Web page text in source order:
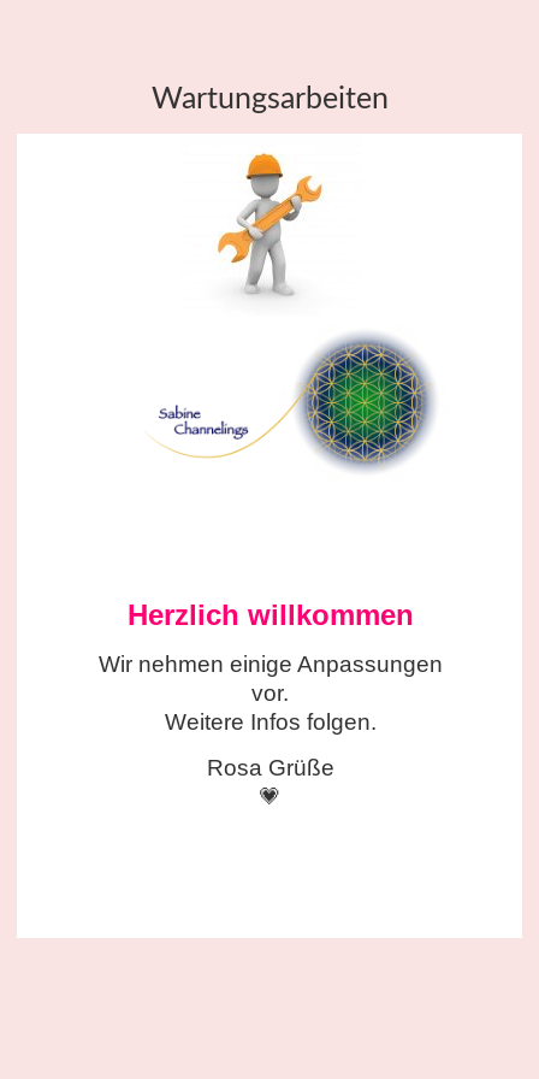
Wartungsarbeiten
Herzlich willkommen
Wir nehmen einige Anpassungen
vor.
Weitere Infos folgen.
Rosa Grüße
💗